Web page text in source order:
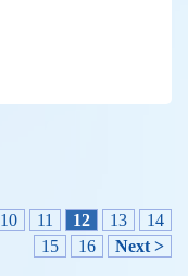
10 11 12 13
14
15
16 Next >